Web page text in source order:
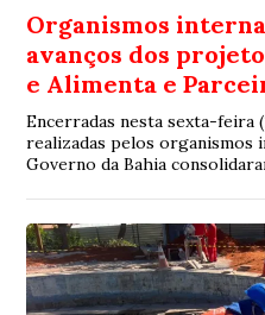
Organismos
avanços dos
e Alimenta e
Encerradas nesta sexta-feira
realizadas pelos organismos
Governo da Bahia